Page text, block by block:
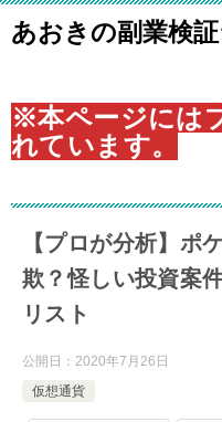
あおきの副業検
※本ページには
れています。
【プロが分析】ポ
欺？怪しい投資案
リスト
公開日： 2020年7月26日
仮想通貨